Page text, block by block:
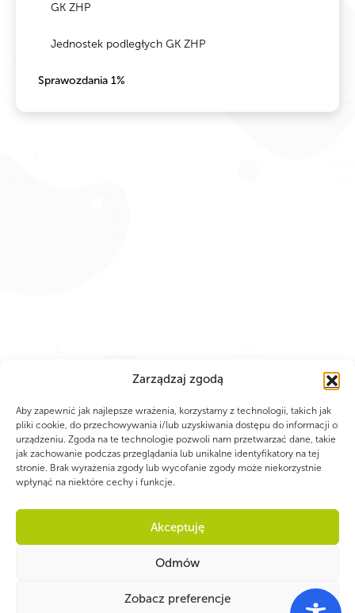
Zarządzaj zgodą
Aby zapewnić jak najlepsze wrażenia, korzystamy z technologii, takich jak
pliki cookie, do przechowywania i/lub uzyskiwania dostępu do informacji o
urządzeniu. Zgoda na te technologie pozwoli nam przetwarzać dane, takie
jak zachowanie podczas przeglądania lub unikalne identyfikatory na tej
stronie. Brak wyrażenia zgody lub wycofanie zgody może niekorzystnie
wpłynąć na niektóre cechy i funkcje.
Akceptuję
Odmów
Zobacz preferencje
GK ZHP
Jednostek podległych GK ZHP
Sprawozdania 1%
PARTNERZY